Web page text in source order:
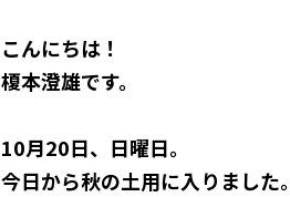
こんにちは！
榎本澄雄です。
10月20日、日曜日。
今日から秋の土用に入りました。